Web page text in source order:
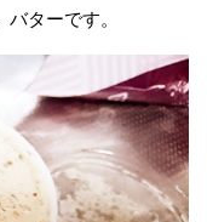
ターです。